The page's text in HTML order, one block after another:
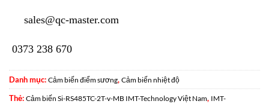
sales@qc-master.com
0373 238 670
Danh mục: Cảm biến điểm sương, Cảm biến nhiệt độ
Thẻ: Cảm biến Si-RS485TC-2T-v-MB IMT-Technology Việt Nam, IMT-